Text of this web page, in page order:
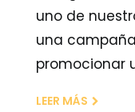
uno de
una
promocionar
LEER MÁS